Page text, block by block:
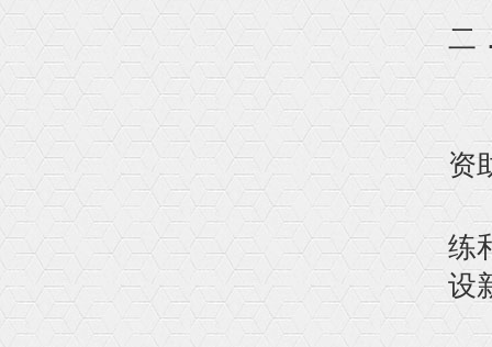
二
1
2
资
3
练
设
4